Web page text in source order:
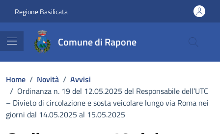
Regione Basilicata
Comune di Rapone
Home / Novità / Avvisi
/ Ordinanza n. 19 del 12.05.2025 del Responsabile dell’UTC
– Divieto di circolazione e sosta veicolare lungo via Roma nei
giorni dal 14.05.2025 al 15.05.2025